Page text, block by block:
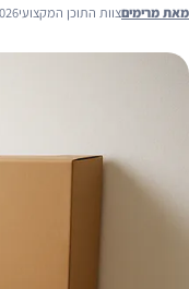
מאת מרימיםצוות התוכן המקצועי